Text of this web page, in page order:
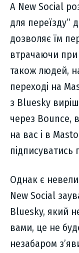
A New Social
для переїзду”
дозволяє їм
втрачаючи при
також людей,
переході на
з Bluesky
через Bounce,
на вас і в
підписуватись
Однак є
New Social
Bluesky, який
вами, це не
незабаром